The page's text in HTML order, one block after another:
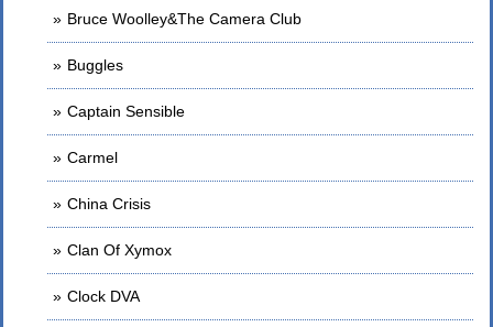
Bruce Woolley&The Camera Club
Buggles
Captain Sensible
Carmel
China Crisis
Clan Of Xymox
Clock DVA